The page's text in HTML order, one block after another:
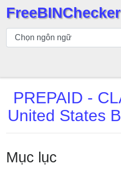
Kiểm
tra
BIN
Số
API
FreeBINChecker
PREPAID -
United States
Mục lục